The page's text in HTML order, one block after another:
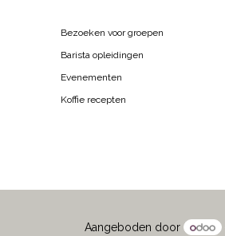
Bezoeken voor groepen
Barista opleidingen
Evenementen
Koffie recepten
Aangeboden door